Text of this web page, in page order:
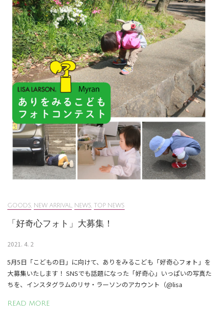
GOODS NEW ARRIVAL NEWS TOP NEWS
「好奇心フォト」大募集！
2021. 4. 2
5月5日「こどもの日」に向けて、ありをみるこども「好奇心フォト」を
大募集いたします！ SNSでも話題になった「好奇心」いっぱいの写真た
ちを、インスタグラムのリサ・ラーソンのアカウント（@lisa
READ MORE